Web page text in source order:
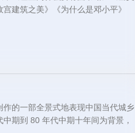
建筑之美》《为什么是邓小平》
的一部全景式地表现中国当代城乡
期到 80 年代中期十年间为背景，